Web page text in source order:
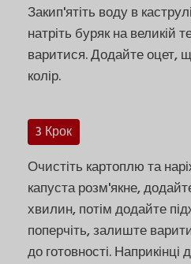
Закип'ятіть воду в
натріть буряк на великій
варитися. Додайте оцет,
колір.
3 Крок
Очистіть картоплю та
капуста розм'якне,
хвилин, потім додайте
поперчіть, залиште
до готовності. Наприкінці